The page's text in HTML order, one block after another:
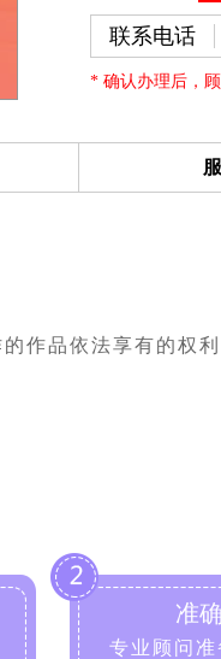
联系电话
* 确认办理后，
作品依法享有的权
准
专业顾问